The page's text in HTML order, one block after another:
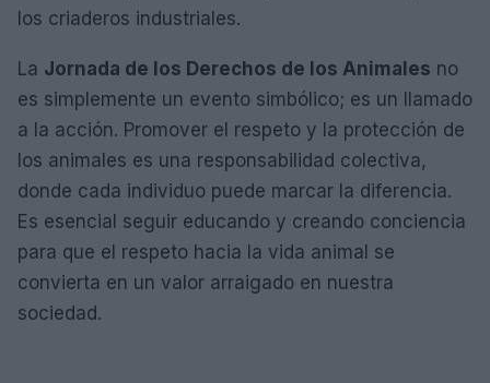
los criaderos industriales.
La Jornada de los Derechos de los Animales no
es simplemente un evento simbólico; es un llamado
a la acción. Promover el respeto y la protección de
los animales es una responsabilidad colectiva,
donde cada individuo puede marcar la diferencia.
Es esencial seguir educando y creando conciencia
para que el respeto hacia la vida animal se
convierta en un valor arraigado en nuestra
sociedad.